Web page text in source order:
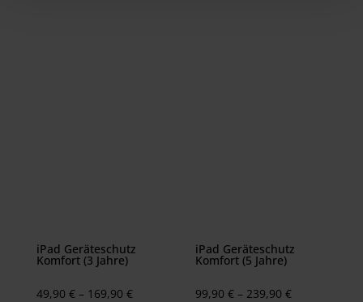
iPad Geräteschutz
Komfort (3 Jahre)
49,90 € – 169,90 €Preisspanne:
iPad Geräteschutz
Komfort (5 Jahre)
99,90€ – 239,90€Preisspanne: